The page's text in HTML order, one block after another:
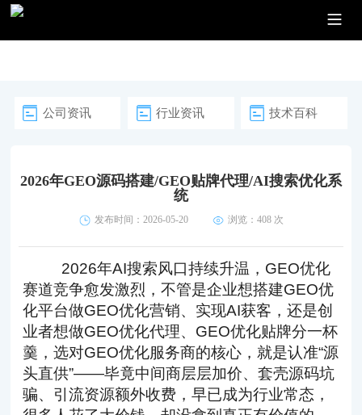
公司资讯 行业资讯 技术百科
2026年GEO源码搭建/GEO贴牌代理/AI搜索优化系
统
发布时间：2026-05-20 浏览：408 次
2026年AI搜索风口持续升温，GEO优化
赛道竞争愈发激烈，不管是企业想搭建GEO优
化平台做GEO优化营销、实现AI获客，还是创
业者想做GEO优化代理、GEO优化贴牌分一杯
羹，选对GEO优化服务商的核心，就是认准“源
头直供”——毕竟中间商层层加价、套壳源码坑
骗、引流资源额外收费，早已成为行业常态，